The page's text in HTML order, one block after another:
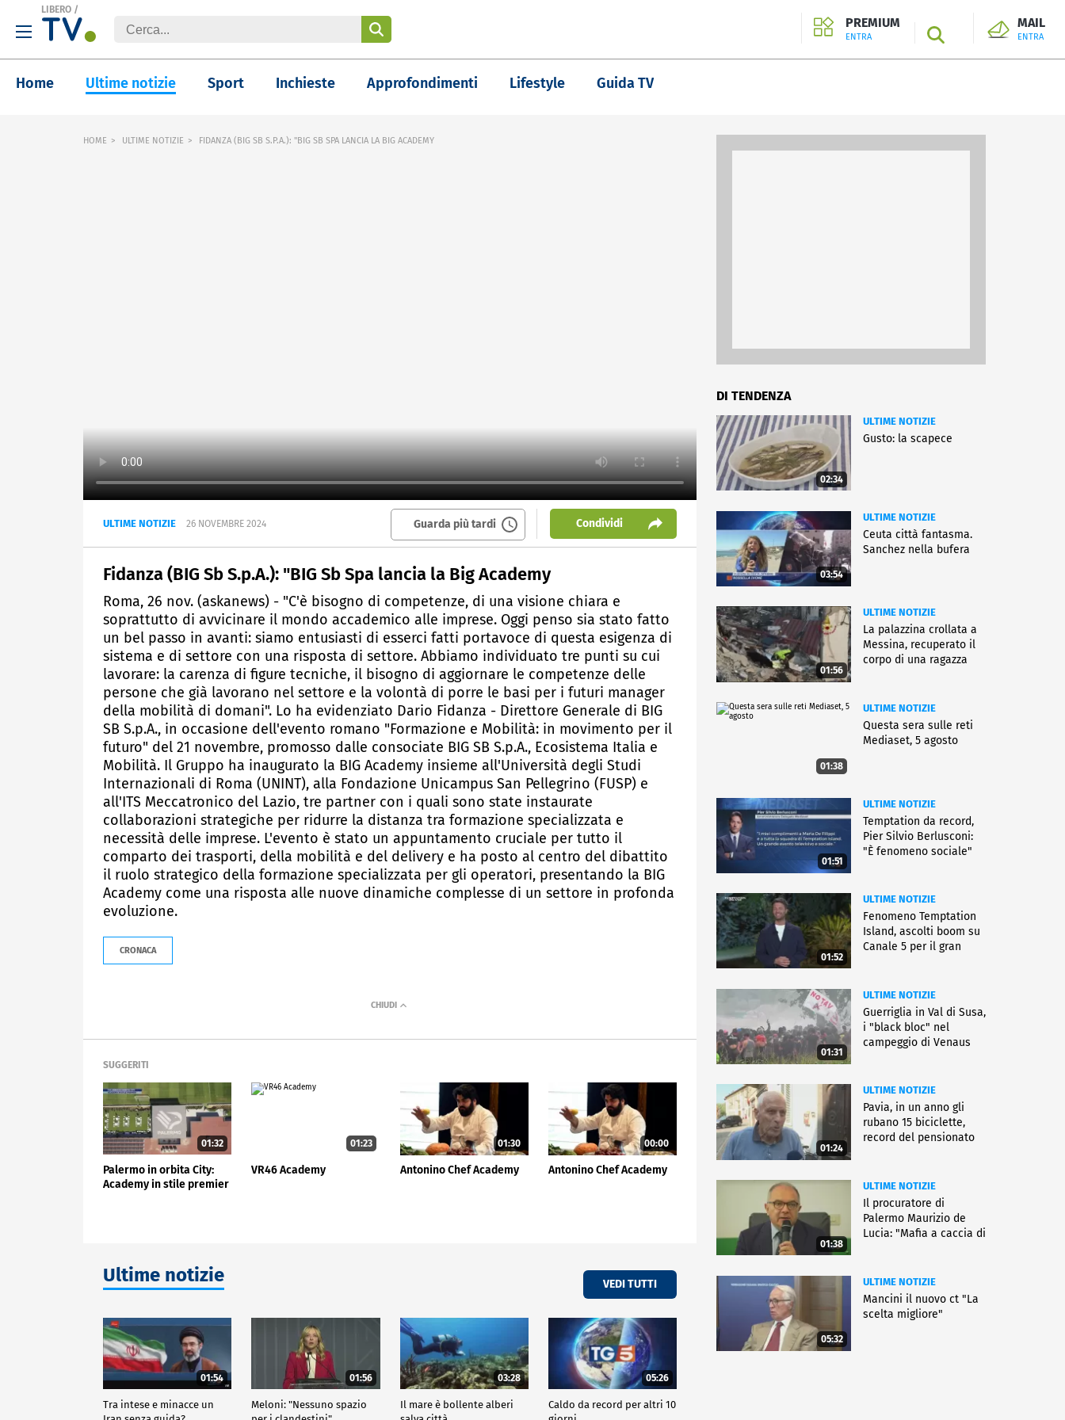
LIBERO /
PREMIUM
ENTRA SEARCH
MAIL
ENTRA
Home Ultime notizie Sport Inchieste Approfondimenti Lifestyle Guida TV
HOME ULTIME NOTIZIE FIDANZA (BIG SB S.P.A.): "BIG SB SPA LANCIA LA BIG ACADEMY
ULTIME NOTIZIE 26 NOVEMBRE 2024 Guarda più tardi Condividi
Fidanza (BIG Sb S.p.A.): "BIG Sb Spa lancia la Big Academy
Roma, 26 nov. (askanews) - "C'è bisogno di competenze, di una visione chiara e
soprattutto di avvicinare il mondo accademico alle imprese. Oggi penso sia stato fatto
un bel passo in avanti: siamo entusiasti di esserci fatti portavoce di questa esigenza di
sistema e di settore con una risposta di settore. Abbiamo individuato tre punti su cui
lavorare: la carenza di figure tecniche, il bisogno di aggiornare le competenze delle
persone che già lavorano nel settore e la volontà di porre le basi per i futuri manager
della mobilità di domani". Lo ha evidenziato Dario Fidanza - Direttore Generale di BIG
SB S.p.A., in occasione dell'evento romano "Formazione e Mobilità: in movimento per il
futuro" del 21 novembre, promosso dalle consociate BIG SB S.p.A., Ecosistema Italia e
Mobilità. Il Gruppo ha inaugurato la BIG Academy insieme all'Università degli Studi
Internazionali di Roma (UNINT), alla Fondazione Unicampus San Pellegrino (FUSP) e
all'ITS Meccatronico del Lazio, tre partner con i quali sono state instaurate
collaborazioni strategiche per ridurre la distanza tra formazione specializzata e
necessità delle imprese. L'evento è stato un appuntamento cruciale per tutto il
comparto dei trasporti, della mobilità e del delivery e ha posto al centro del dibattito
il ruolo strategico della formazione specializzata per gli operatori, presentando la BIG
Academy come una risposta alle nuove dinamiche complesse di un settore in profonda
evoluzione.
CRONACA
SUGGERITI
01:32
Palermo in orbita City:
Academy in stile premier
01:23
VR46 Academy
01:30
Antonino Chef Academy
00:00
Antonino Chef Academy
Ultime notizie VEDI TUTTI
01:54
Tra intese e minacce un
01:56
Meloni: "Nessuno spazio
03:28
Il mare è bollente alberi
05:26
Caldo da record per altri 10
DI TENDENZA
02:34
ULTIME NOTIZIE
Gusto: la scapece
03:54
ULTIME NOTIZIE
Ceuta città fantasma.
Sanchez nella bufera
01:56
ULTIME NOTIZIE
La palazzina crollata a
Messina, recuperato il
corpo di una ragazza
01:38
ULTIME NOTIZIE
Questa sera sulle reti
Mediaset, 5 agosto
01:51
ULTIME NOTIZIE
Temptation da record,
Pier Silvio Berlusconi:
"È fenomeno sociale"
01:52
ULTIME NOTIZIE
Fenomeno Temptation
Island, ascolti boom su
Canale 5 per il gran
01:31
ULTIME NOTIZIE
Guerriglia in Val di Susa,
i "black bloc" nel
campeggio di Venaus
01:24
ULTIME NOTIZIE
Pavia, in un anno gli
rubano 15 biciclette,
record del pensionato
01:38
ULTIME NOTIZIE
Il procuratore di
Palermo Maurizio de
Lucia: "Mafia a caccia di
05:32
ULTIME NOTIZIE
Mancini il nuovo ct "La
scelta migliore"